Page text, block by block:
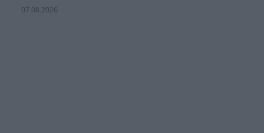
07.08.2026